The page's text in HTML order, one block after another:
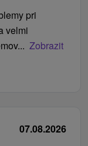
pri
velmi
Zobrazit
07.08.2026